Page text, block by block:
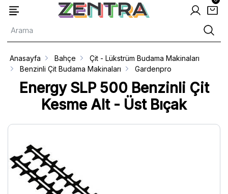
Energy SLP 500 Benzinli Çit
Kesme Alt - Üst Bıçak
Anasayfa Bahçe
Çit - Lükstrüm Budama Makinaları
Benzinli Çit Budama Makinaları
Gardenpro